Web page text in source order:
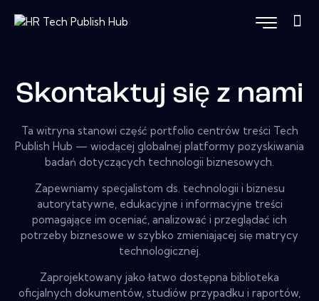
Skontaktuj się z nami
Ta witryna stanowi część portfolio centrów treści Tech
Publish Hub — wiodącej globalnej platformy pozyskiwania
badań dotyczących technologii biznesowych.
Zapewniamy specjalistom ds. technologii i biznesu
autorytatywne, edukacyjne i informacyjne treści
pomagające im oceniać, analizować i przeglądać ich
potrzeby biznesowe w szybko zmieniającej się matrycy
technologicznej.
Zaprojektowany jako łatwo dostępna biblioteka
oficjalnych dokumentów, studiów przypadku i raportów,